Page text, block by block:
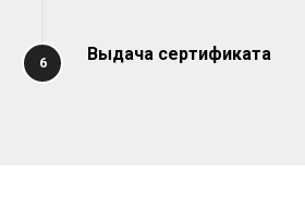
Выдача сертификата